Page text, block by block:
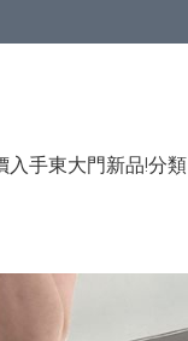
入手東大門新品!分類